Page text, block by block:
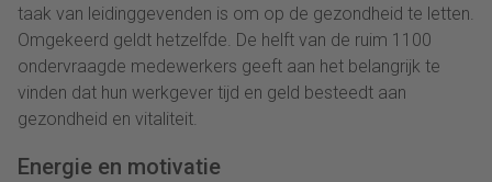
taak van leidinggevenden is om op de gezondheid te letten.
Omgekeerd geldt hetzelfde. De helft van de ruim 1100
ondervraagde medewerkers geeft aan het belangrijk te
vinden dat hun werkgever tijd en geld besteedt aan
gezondheid en vitaliteit.
Energie en motivatie